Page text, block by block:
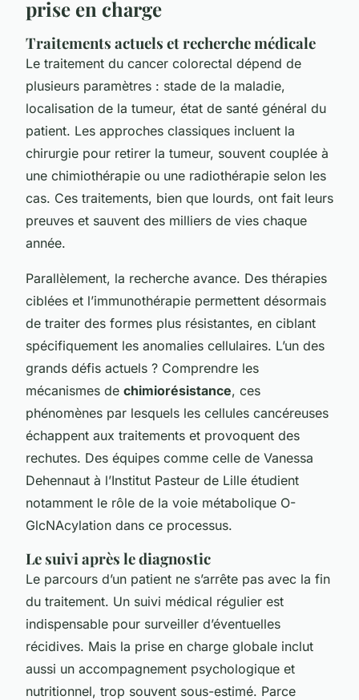
prise en charge
Traitements actuels et recherche médicale
Le traitement du cancer colorectal dépend de
plusieurs paramètres : stade de la maladie,
localisation de la tumeur, état de santé général du
patient. Les approches classiques incluent la
chirurgie pour retirer la tumeur, souvent couplée à
une chimiothérapie ou une radiothérapie selon les
cas. Ces traitements, bien que lourds, ont fait leurs
preuves et sauvent des milliers de vies chaque
année.
Parallèlement, la recherche avance. Des thérapies
ciblées et l’immunothérapie permettent désormais
de traiter des formes plus résistantes, en ciblant
spécifiquement les anomalies cellulaires. L’un des
grands défis actuels ? Comprendre les
mécanismes de chimiorésistance, ces
phénomènes par lesquels les cellules cancéreuses
échappent aux traitements et provoquent des
rechutes. Des équipes comme celle de Vanessa
Dehennaut à l’Institut Pasteur de Lille étudient
notamment le rôle de la voie métabolique O-
GlcNAcylation dans ce processus.
Le suivi après le diagnostic
Le parcours d’un patient ne s’arrête pas avec la fin
du traitement. Un suivi médical régulier est
indispensable pour surveiller d’éventuelles
récidives. Mais la prise en charge globale inclut
aussi un accompagnement psychologique et
nutritionnel, trop souvent sous-estimé. Parce